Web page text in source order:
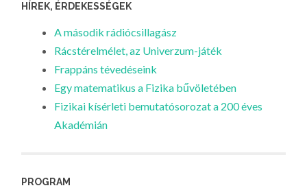
HÍREK, ÉRDEKESSÉGEK
A második rádiócsillagász
Rácstérelmélet, az Univerzum-játék
Frappáns tévedéseink
Egy matematikus a Fizika bűvöletében
Fizikai kísérleti bemutatósorozat a 200 éves
Akadémián
PROGRAM